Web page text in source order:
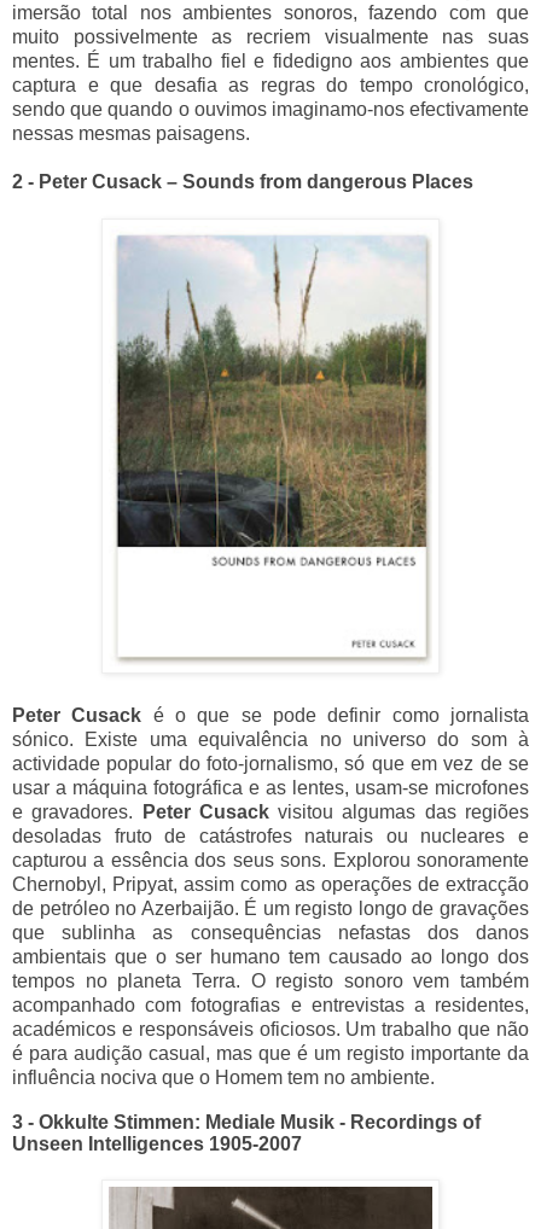
imersão total nos ambientes sonoros, fazendo com que
muito possivelmente as recriem visualmente nas suas
mentes. É um trabalho fiel e fidedigno aos ambientes que
captura e que desafia as regras do tempo cronológico,
sendo que quando o ouvimos imaginamo-nos efectivamente
nessas mesmas paisagens.
2 - Peter Cusack – Sounds from dangerous Places
Peter Cusack é o que se pode definir como jornalista
sónico. Existe uma equivalência no universo do som à
actividade popular do foto-jornalismo, só que em vez de se
usar a máquina fotográfica e as lentes, usam-se microfones
e gravadores.
Peter Cusackvisitou algumas das regiões
desoladas fruto de catástrofes naturais ou nucleares e
capturou a essência dos seus sons. Explorou sonoramente
Chernobyl, Pripyat, assim como as operações de extracção
de petróleo no Azerbaijão. É um registo longo de gravações
que sublinha as consequências nefastas dos danos
ambientais que o ser humano tem causado ao longo dos
tempos no planeta Terra. O registo sonoro vem também
acompanhado com fotografias e entrevistas a residentes,
académicos e responsáveis oficiosos. Um trabalho que não
é para audição casual, mas que é um registo importante da
influência nociva que o Homem tem no ambiente.
3 - Okkulte Stimmen: Mediale Musik - Recordings of
Unseen Intelligences 1905-2007